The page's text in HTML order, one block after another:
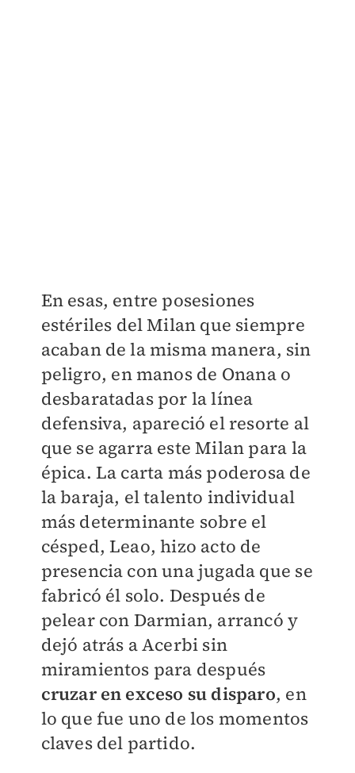
En esas, entre posesiones
estériles del Milan que siempre
acaban de la misma manera, sin
peligro, en manos de Onana o
desbaratadas por la línea
defensiva, apareció el resorte al
que se agarra este Milan para la
épica. La carta más poderosa de
la baraja, el talento individual
más determinante sobre el
césped, Leao, hizo acto de
presencia con una jugada que se
fabricó él solo. Después de
pelear con Darmian, arrancó y
dejó atrás a Acerbi sin
miramientos para después
cruzar en exceso su disparo, en
lo que fue uno de los momentos
claves del partido.